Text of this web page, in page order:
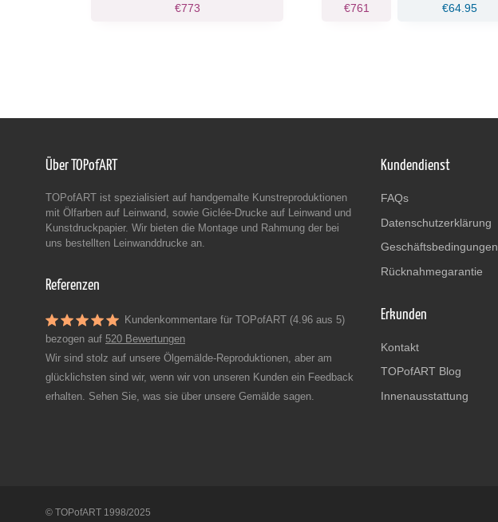
€773
€761
€64.95
Über TOPofART
TOPofART ist spezialisiert auf handgemalte Kunstreproduktionen
mit Ölfarben auf Leinwand, sowie Giclée-Drucke auf Leinwand und
Kunstdruckpapier. Wir bieten die Montage und Rahmung der bei
uns bestellten Leinwanddrucke an.
Referenzen
Kundenkommentare für TOPofART (4.96 aus 5)
bezogen auf 520 Bewertungen
Wir sind stolz auf unsere Ölgemälde-Reproduktionen, aber am
glücklichsten sind wir, wenn wir von unseren Kunden ein Feedback
erhalten. Sehen Sie, was sie über unsere Gemälde sagen.
Kundendienst
FAQs
Datenschutzerklärung
Geschäftsbedingungen
Rücknahmegarantie
Erkunden
Kontakt
TOPofART Blog
Innenausstattung
© TOPofART 1998/2025